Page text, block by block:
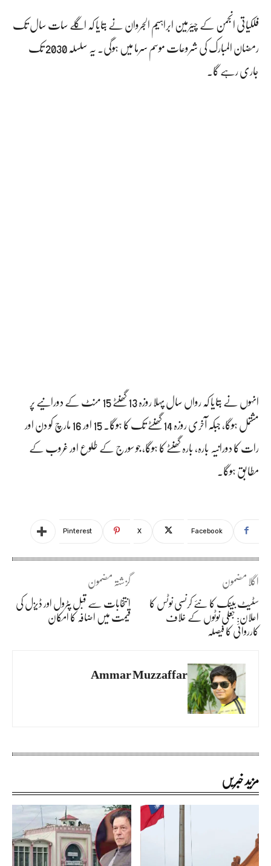
فلکیاتی انجمن کے چیئرمین ابراہیم الجروان نے بتایا کہ اگلے سات سال تک
رمضان المبارک کی شروعات موسم سرما میں ہوگی۔ یہ سلسلہ 2030 تک
جاری رہے گا۔
انہوں نے بتایا کہ رواں سال پہلا روزہ 13 گھنٹے 15 منٹ کے دورانیے پر
مشتمل ہوگا، جبکہ آخری روزہ 14 گھنٹے تک کا ہوگا۔ 15 اور 16 مارچ کو دن اور
رات کا دورانیہ بارہ، بارہ گھنٹے کا ہوگا، جو سورج کے طلوع اور غروب کے
مطابق ہوگا۔
Facebook
X
Pinterest
گزشتہ مضمون
انتخابات سے قبل پٹرول اور ڈیزل کی
قیمت میں اضافہ کا امکان
اگلا مضمون
سٹیٹ بینک کا نئے کرنسی نوٹس کا
اعلان: جعلی نوٹوں کے خلاف
کارروائی کا فیصلہ
Ammar Muzzaffar
مزید خبریں